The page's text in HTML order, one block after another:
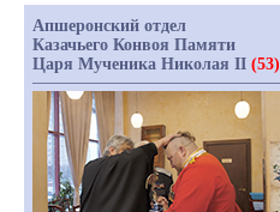
Апшеронский отдел
Казачьего Конвоя Памяти
Царя Мученика Николая II (53)